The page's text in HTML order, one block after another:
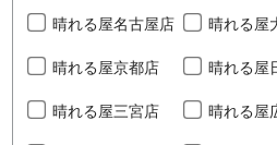
晴れる屋名古屋店 晴れる屋
晴れる屋京都店 晴れる屋
晴れる屋三宮店 晴れる屋